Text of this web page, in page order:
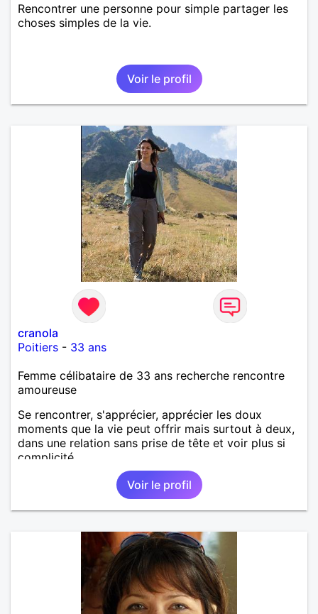
Rencontrer une personne pour simple partager les
choses simples de la vie.
Voir le profil
cranola
Poitiers - 33 ans
Femme célibataire de 33 ans recherche rencontre
amoureuse
Se rencontrer, s'apprécier, apprécier les doux
moments que la vie peut offrir mais surtout à deux,
dans une relation sans prise de tête et voir plus si
complicité.
Voir le profil